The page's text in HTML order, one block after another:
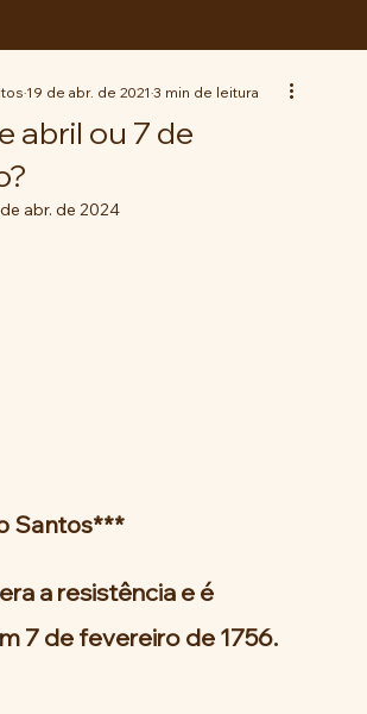
abril ou 7 de
19 de abr. de 2021 3 min de leitura
abr. de 2024
Santos***
a resistência e é
7 de fevereiro de 1756.